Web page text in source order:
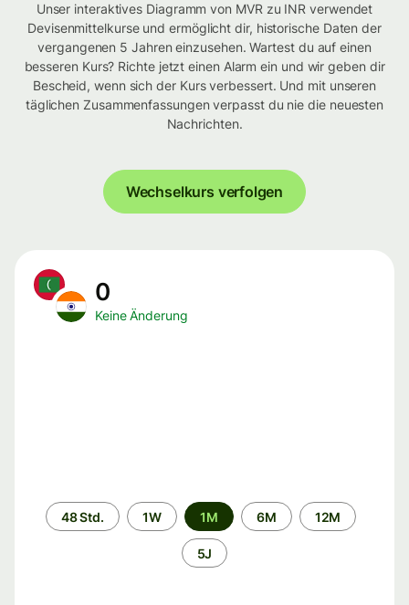
Unser interaktives Diagramm von MVR zu INR verwendet
Devisenmittelkurse und ermöglicht dir, historische Daten der
vergangenen 5 Jahren einzusehen. Wartest du auf einen
besseren Kurs? Richte jetzt einen Alarm ein und wir geben dir
Bescheid, wenn sich der Kurs verbessert. Und mit unseren
täglichen Zusammenfassungen verpasst du nie die neuesten
Nachrichten.
Wechselkurs verfolgen
0
Keine Änderung
Zeitraum
48 Std. 1W 1M 6M 12M
5J